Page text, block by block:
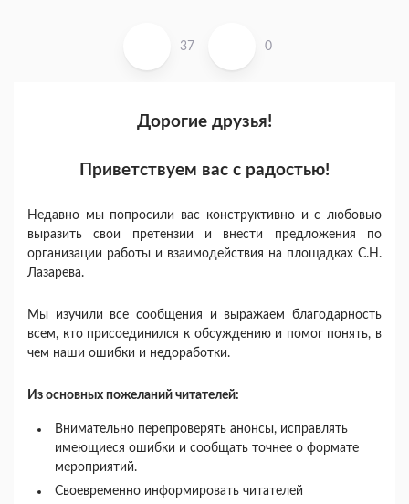
37 0
Дорогие друзья!
Приветствуем вас с радостью!
Недавно мы попросили вас конструктивно и с любовью
выразить свои претензии и внести предложения по
организации работы и взаимодействия на площадках С.Н.
Лазарева.
Мы изучили все сообщения и выражаем благодарность
всем, кто присоединился к обсуждению и помог понять, в
чем наши ошибки и недоработки.
Из основных пожеланий читателей:
Внимательно перепроверять анонсы, исправлять
имеющиеся ошибки и сообщать точнее о формате
мероприятий.
Своевременно информировать читателей